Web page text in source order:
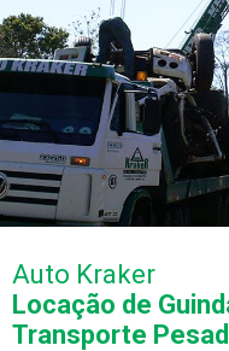
Auto Kraker
Locação de
Transporte